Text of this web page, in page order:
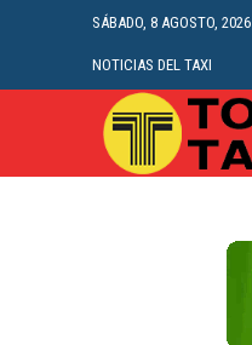
SÁBADO, 8 AGOSTO, 2026
NOTICIAS DEL TAXI